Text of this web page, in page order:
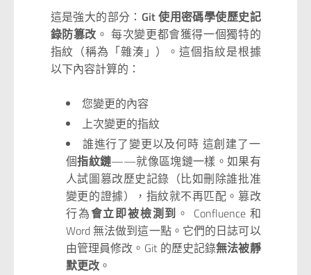
這是強大的部分： Git 使用密碼學使歷史記
錄防篡改 。 每次變更都會獲得一個獨特的
指紋（稱為「雜湊」）。這個指紋是根據
以下內容計算的：
您變更的內容
上次變更的指紋
誰進行了變更以及何時 這創建了一
個指紋鏈——就像區塊鏈一樣。如果有
人試圖篡改歷史記錄（比如刪除誰批准
變更的證據），指紋就不再匹配。篡改
行為會立即被檢測到 。 Confluence 和
Word 無法做到這一點。它們的日誌可以
由管理員修改。Git 的歷史記錄無法被靜
默更改。